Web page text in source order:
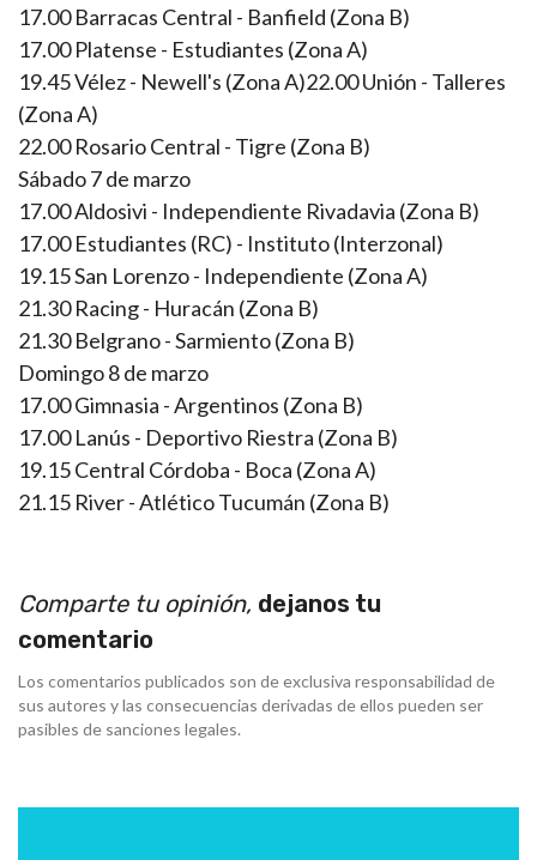
17.00 Barracas Central - Banfield (Zona B)
17.00 Platense - Estudiantes (Zona A)
19.45 Vélez - Newell's (Zona A)22.00 Unión - Talleres
(Zona A)
22.00 Rosario Central - Tigre (Zona B)
Sábado 7 de marzo
17.00 Aldosivi - Independiente Rivadavia (Zona B)
17.00 Estudiantes (RC) - Instituto (Interzonal)
19.15 San Lorenzo - Independiente (Zona A)
21.30 Racing - Huracán (Zona B)
21.30 Belgrano - Sarmiento (Zona B)
Domingo 8 de marzo
17.00 Gimnasia - Argentinos (Zona B)
17.00 Lanús - Deportivo Riestra (Zona B)
19.15 Central Córdoba - Boca (Zona A)
21.15 River - Atlético Tucumán (Zona B)
Comparte tu opinión, dejanos tu
comentario
Los comentarios publicados son de exclusiva responsabilidad de
sus autores y las consecuencias derivadas de ellos pueden ser
pasibles de sanciones legales.